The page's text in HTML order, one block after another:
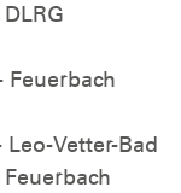
Feuerbach
Vetter-Bad